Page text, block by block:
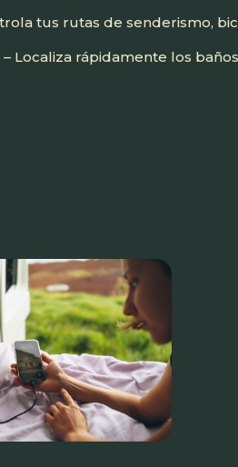
tus rutas de senderismo,
– Localiza rápidamente los